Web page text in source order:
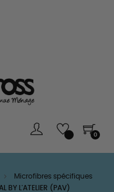
0
Microfibres spécifiques
BY L'ATELIER (PAV)